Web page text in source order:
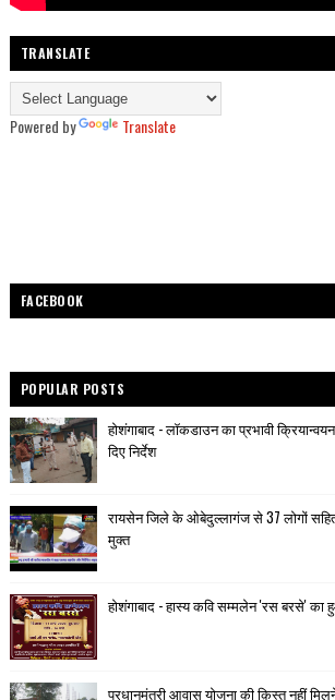
TRANSLATE
Powered by Translate
FACEBOOK
POPULAR POSTS
होशंगाबाद - लॉकडाउन का प्रभावी
दिए निर्देश
रायसेन जिले के ओबेदुल्लागंज से 37 लोगों
मुक्त
होशंगाबाद - हास्य कवि सम्मलेन 'रस बरसे'
प्रधानमंत्री आवास योजना की क़िस्त नहीं